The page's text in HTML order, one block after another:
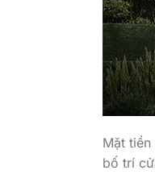
Mặt
bố trí